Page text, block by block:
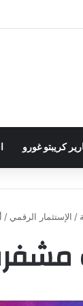
كريبتو غورو
/ الإستثمار الرقمي /